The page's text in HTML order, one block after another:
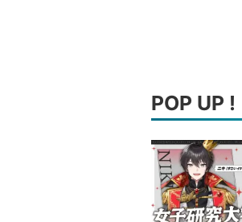
POP UP !